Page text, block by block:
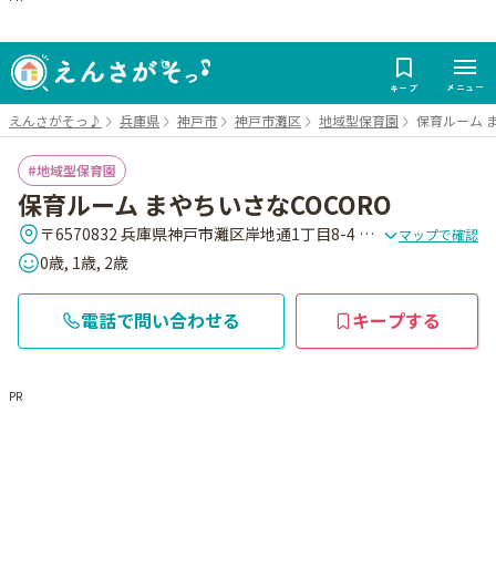
キープ メニュー
えんさがそっ♪ 兵庫県 神戸市 神戸市灘区 地域型保育園 保育ルーム
地域型保育園
保育ルーム まやちいさなCOCORO
〒6570832 兵庫県神戸市灘区岸地通1丁目8-4 BLUE SKY Maya2F マップで確認
0歳, 1歳, 2歳
電話で問い合わせる キープする
PR